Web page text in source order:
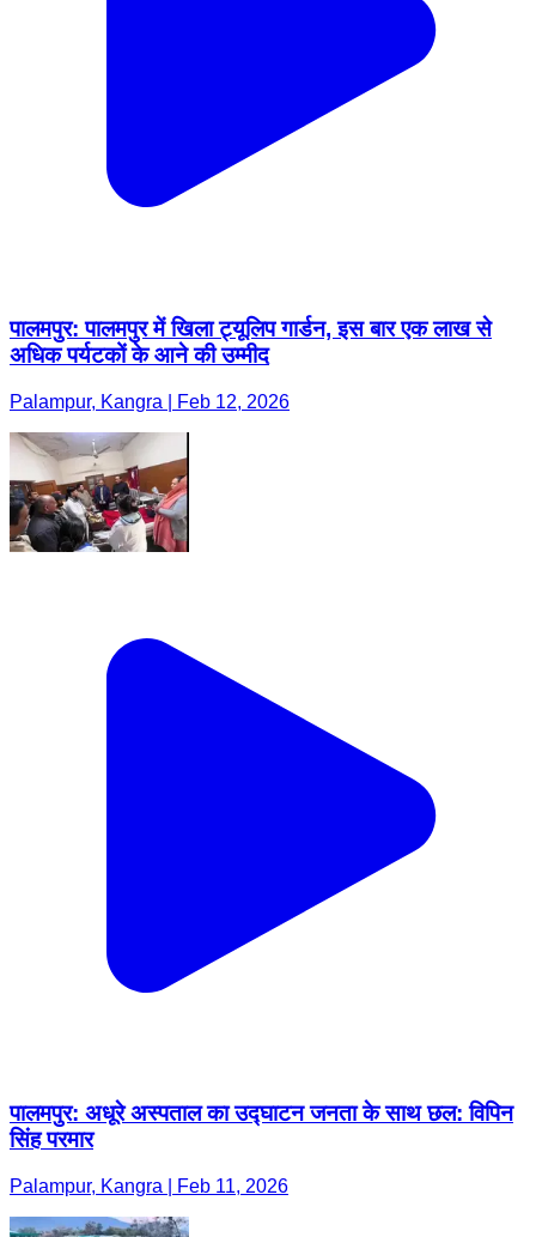
पालमपुर: पालमपुर में खिला ट्यूलिप गार्डन, इस बार एक लाख से
अधिक पर्यटकों के आने की उम्मीद
Palampur, Kangra | Feb 12, 2026
पालमपुर: अधूरे अस्पताल का उद्घाटन जनता के साथ छल: विपिन
सिंह परमार
Palampur, Kangra | Feb 11, 2026